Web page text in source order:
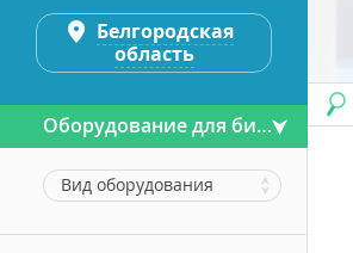
Белгородская
область
Оборудование для бизнеса
Вид оборудования